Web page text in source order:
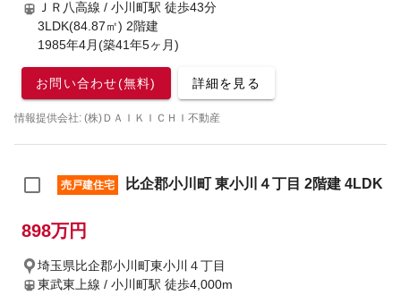
ＪＲ八高線 / 小川町駅 徒歩43分
3LDK(84.87㎡) 2階建
1985年4月(築41年5ヶ月)
お問い合わせ(無料) 詳細を見る
情報提供会社: (株)ＤＡＩＫＩＣＨＩ不動産
売戸建住宅 比企郡小川町 東小川４丁目 2階建 4LDK
898万円
埼玉県比企郡小川町東小川４丁目
東武東上線 / 小川町駅 徒歩4,000m